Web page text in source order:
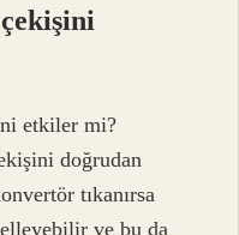
etkiler mi?
doğrudan
tıkanırsa
ve bu da